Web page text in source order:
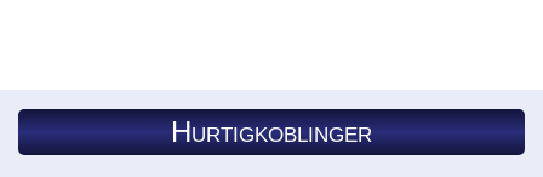
Hurtigkoblinger